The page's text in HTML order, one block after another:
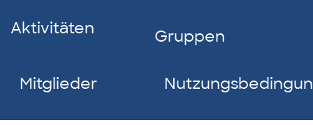
Aktivitäten
Gruppen
Mitglieder